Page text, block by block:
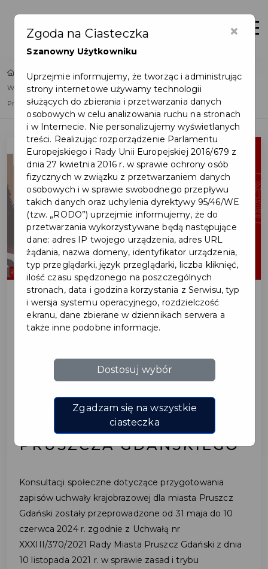
Zaloguj
Home
Lista aktualności
Wyniki konsultacji społecznych dot. treści Uchwały Krajobrazowej dla
Pruszcza Gdańskiego
2024-06-26
SPOŁECZNYCH DOT.
TREŚCI UCHWAŁY
KRAJOBRAZOWEJ DLA
PRUSZCZA GDAŃSKIEGO
Konsultacji społeczne dotyczące przygotowania
zapisów uchwały krajobrazowej dla miasta Pruszcz
Gdański zostały przeprowadzone od 31 maja do 10
czerwca 2024 r. zgodnie z Uchwałą nr
XXXIII/370/2021 Rady Miasta Pruszcz Gdański z dnia
10 listopada 2021 r. w sprawie zasad i trybu
×
Zgoda na Ciasteczka
Szanowny Użytkowniku
Uprzejmie informujemy, że tworząc i administrując
strony internetowe używamy technologii
służących do zbierania i przetwarzania danych
osobowych w celu analizowania ruchu na stronach
i w Internecie. Nie personalizujemy wyświetlanych
treści. Realizując rozporządzenie Parlamentu
Europejskiego i Rady Unii Europejskiej 2016/679 z
dnia 27 kwietnia 2016 r. w sprawie ochrony osób
fizycznych w związku z przetwarzaniem danych
osobowych i w sprawie swobodnego przepływu
takich danych oraz uchylenia dyrektywy 95/46/WE
(tzw. „RODO”) uprzejmie informujemy, że do
przetwarzania wykorzystywane będą następujące
dane: adres IP twojego urządzenia, adres URL
żądania, nazwa domeny, identyfikator urządzenia,
typ przeglądarki, język przeglądarki, liczba kliknięć,
ilość czasu spędzonego na poszczególnych
stronach, data i godzina korzystania z Serwisu, typ
i wersja systemu operacyjnego, rozdzielczość
ekranu, dane zbierane w dziennikach serwera a
także inne podobne informacje.
Dostosuj wybór
Zgadzam się na wszystkie
ciasteczka